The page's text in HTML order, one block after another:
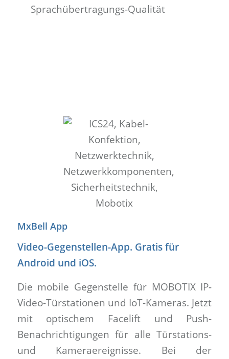
Sprachübertragungs-Qualität
MxBell App
Video-Gegenstellen-App. Gratis für
Android und iOS.
Die mobile Gegenstelle für MOBOTIX IP-
Video-Türstationen und IoT-Kameras. Jetzt
mit optischem Facelift und Push-
Benachrichtigungen für alle Türstations-
und Kameraereignisse. Bei der